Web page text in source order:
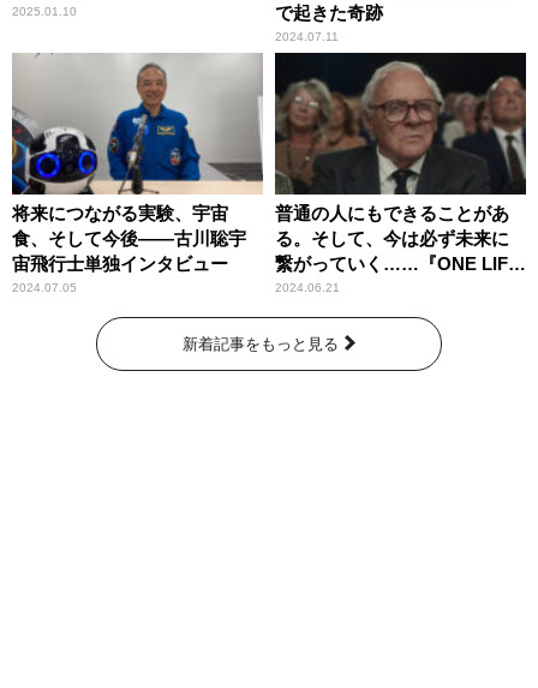
2025.01.10
で起きた奇跡
2024.07.11
将来につながる実験、宇宙
食、そして今後――古川聡宇
宙飛行士単独インタビュー
2024.07.05
普通の人にもできることがあ
る。そして、今は必ず未来に
繋がっていく……『ONE LIFE
奇跡が繋いだ6000の命』
2024.06.21
新着記事をもっと見る